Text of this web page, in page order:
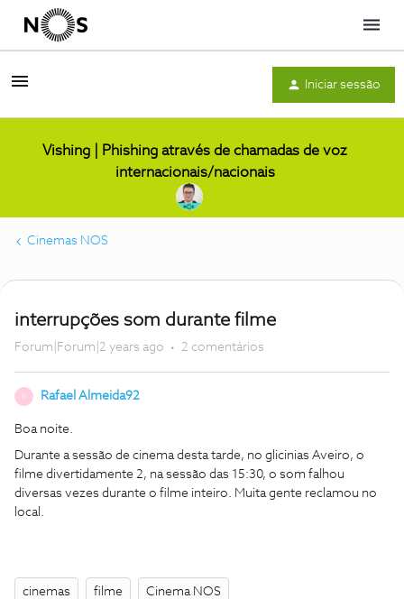
Menu
Iniciar sessão
Vishing | Phishing através de chamadas de voz
internacionais/nacionais
Cinemas NOS
interrupções som durante filme
Forum|Forum|2 years ago 2 comentários
R Rafael Almeida92
Boa noite.
Durante a sessão de cinema desta tarde, no glicinias Aveiro, o
filme divertidamente 2, na sessão das 15:30, o som falhou
diversas vezes durante o filme inteiro. Muita gente reclamou no
local.
cinemas filme Cinema NOS